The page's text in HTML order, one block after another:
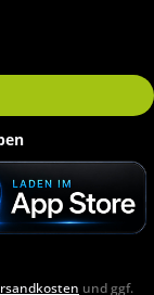
und ggf.